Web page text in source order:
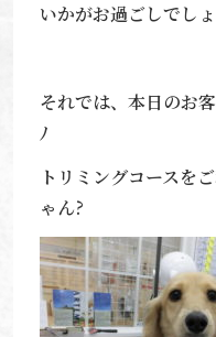
いかがお過ごしでし
それでは、本日のお
ﾉ
トリミングコースを
ゃん?